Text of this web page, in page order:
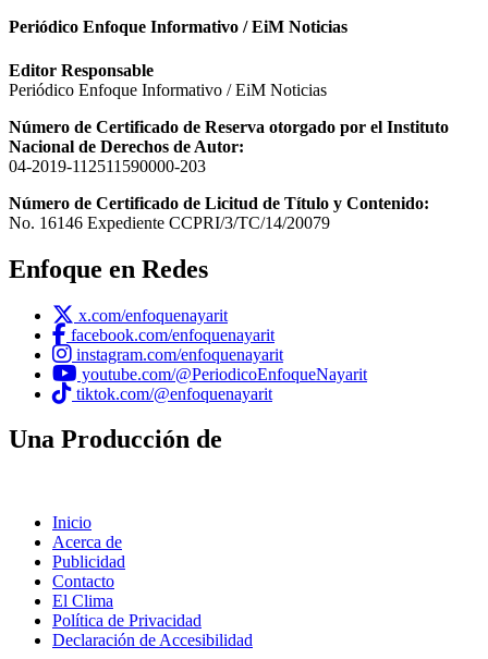
Periódico Enfoque Informativo / EiM Noticias
Editor Responsable
Periódico Enfoque Informativo / EiM Noticias
Número de Certificado de Reserva otorgado por el Instituto
Nacional de Derechos de Autor:
04-2019-112511590000-203
Número de Certificado de Licitud de Título y Contenido:
No. 16146 Expediente CCPRI/3/TC/14/20079
Enfoque en Redes
x.com/enfoquenayarit
facebook.com/enfoquenayarit
instagram.com/enfoquenayarit
youtube.com/@PeriodicoEnfoqueNayarit
tiktok.com/@enfoquenayarit
Una Producción de
Inicio
Acerca de
Publicidad
Contacto
El Clima
Política de Privacidad
Declaración de Accesibilidad